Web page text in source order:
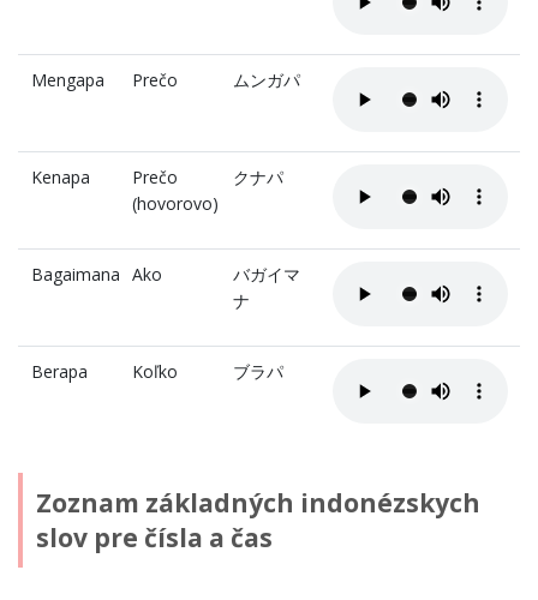
Mengapa Prečo ムンガパ
Kenapa
Prečo
(hovorovo)
クナパ
Bagaimana Ako
バガイマ
ナ
Berapa Koľko ブラパ
Zoznam základných indonézskych
slov pre čísla a čas